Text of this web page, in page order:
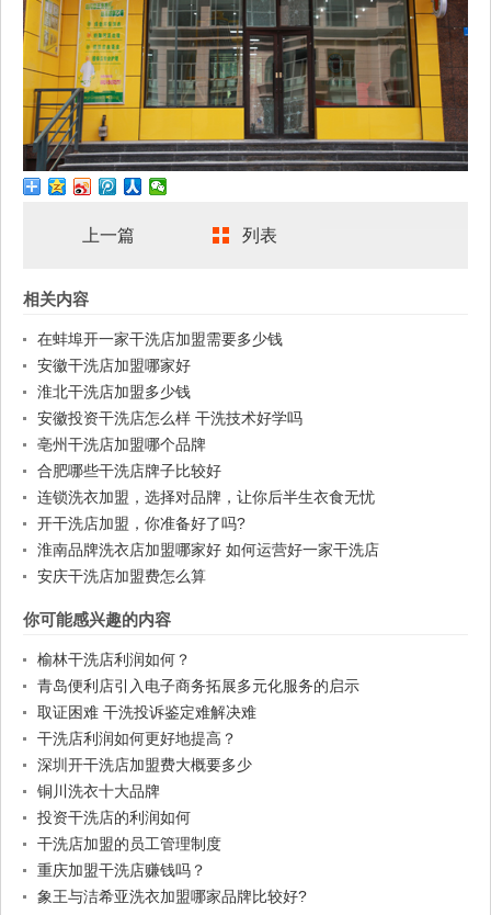
上一篇 列表
相关内容
在蚌埠开一家干洗店加盟需要多少钱
安徽干洗店加盟哪家好
淮北干洗店加盟多少钱
安徽投资干洗店怎么样 干洗技术好学吗
亳州干洗店加盟哪个品牌
合肥哪些干洗店牌子比较好
连锁洗衣加盟，选择对品牌，让你后半生衣食无忧
开干洗店加盟，你准备好了吗?
淮南品牌洗衣店加盟哪家好 如何运营好一家干洗店
安庆干洗店加盟费怎么算
你可能感兴趣的内容
榆林干洗店利润如何？
青岛便利店引入电子商务拓展多元化服务的启示
取证困难 干洗投诉鉴定难解决难
干洗店利润如何更好地提高？
深圳开干洗店加盟费大概要多少
铜川洗衣十大品牌
投资干洗店的利润如何
干洗店加盟的员工管理制度
重庆加盟干洗店赚钱吗？
象王与洁希亚洗衣加盟哪家品牌比较好?